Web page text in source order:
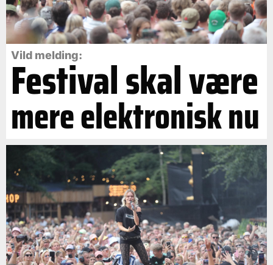
Vild melding:
Festival skal være
mere elektronisk nu